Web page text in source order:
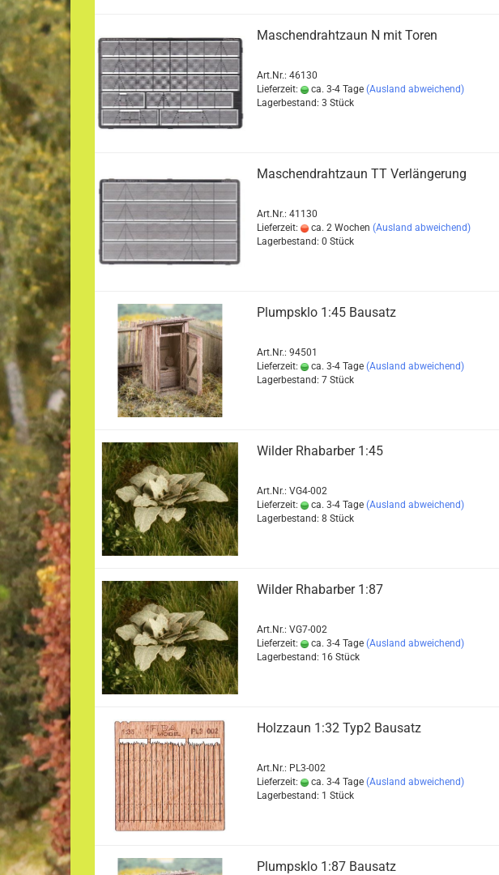
Maschendrahtzaun N mit Toren
Art.Nr.: 46130
Lieferzeit:
ca. 3-4 Tage (Ausland abweichend)
Lagerbestand: 3 Stück
Maschendrahtzaun TT Verlängerung
Art.Nr.: 41130
Lieferzeit:
ca. 2 Wochen (Ausland abweichend)
Lagerbestand: 0 Stück
Plumpsklo 1:45 Bausatz
Art.Nr.: 94501
Lieferzeit:
ca. 3-4 Tage (Ausland abweichend)
Lagerbestand: 7 Stück
Wilder Rhabarber 1:45
Art.Nr.: VG4-002
Lieferzeit:
ca. 3-4 Tage (Ausland abweichend)
Lagerbestand: 8 Stück
Wilder Rhabarber 1:87
Art.Nr.: VG7-002
Lieferzeit:
ca. 3-4 Tage (Ausland abweichend)
Lagerbestand: 16 Stück
Holzzaun 1:32 Typ2 Bausatz
Art.Nr.: PL3-002
Lieferzeit:
ca. 3-4 Tage (Ausland abweichend)
Lagerbestand: 1 Stück
Plumpsklo 1:87 Bausatz